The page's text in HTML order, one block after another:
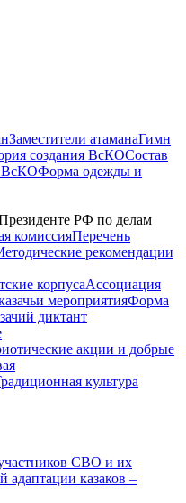
Заместители атаманаГимн
создания ВсКОСостав
ВсКОФорма одежды и
РФ по делам
комиссияПеречень
рекомендации
корпусаАссоциация
мероприятияФорма
диктант
акции и добрые
культура
СВО и их
адаптации казаков –